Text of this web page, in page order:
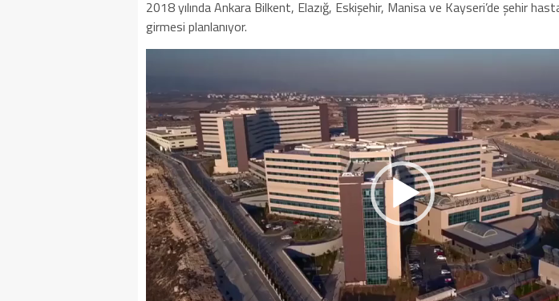
2018 yılında Ankara Bilkent, Elazığ, Eskişehir, Manisa ve Kayseri’de şehir
girmesi planlanıyor.